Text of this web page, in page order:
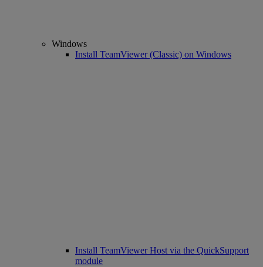
Windows
Install TeamViewer (Classic) on Windows
Install TeamViewer Host via the QuickSupport
module